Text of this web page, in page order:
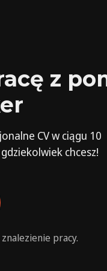
z
CV w ciągu 10
chcesz!
pracy.